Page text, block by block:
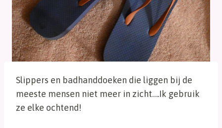
Slippers en badhanddoeken die liggen bij de
meeste mensen niet meer in zicht….Ik gebruik
ze elke ochtend!